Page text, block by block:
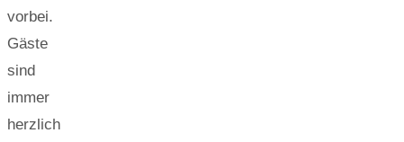
vorbei.
Gäste
sind
immer
herzlich